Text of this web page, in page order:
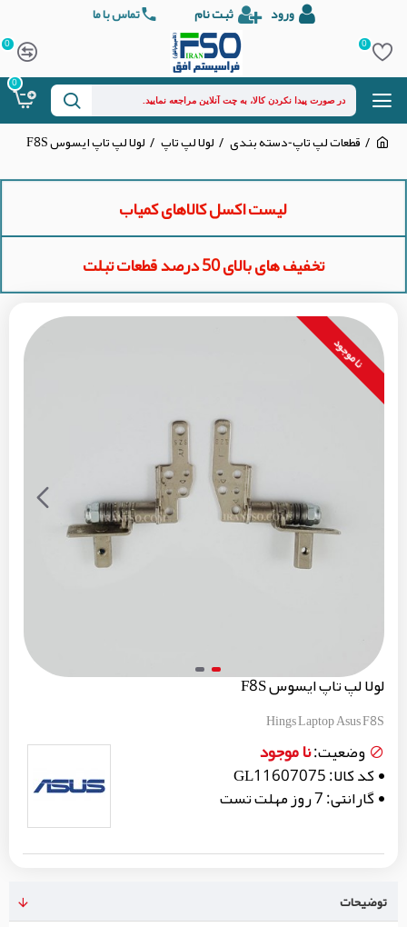
ورود ثبت نام تماس با ما
0
0
0
قطعات لپ تاپ-دسته بندی لولا لپ تاپ لولا لپ تاپ ایسوس F8S
لیست اکسل کالاهای کمیاب
تخفیف های بالای 50 درصد قطعات تبلت
نا موجود
لولا لپ تاپ ایسوس F8S
Hings Laptop Asus F8S
وضعیت:نا موجود
کد کالا:GL11607075
گارانتی:7 روز مهلت تست
توضیحات